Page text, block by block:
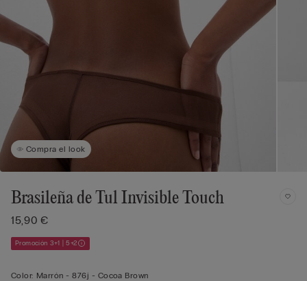
Compra el look
Brasileña de Tul Invisible Touch
15,90 €
Promoción 3+1 | 5+2
Color: Marrón -876j - Cocoa Brown